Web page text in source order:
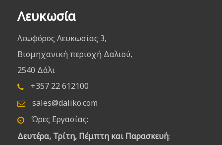
Λευκωσία
Λεωφόρος Λευκωσίας 3,
Βιομηχανική περιοχή Δαλιού,
2540 Δάλι
+357 22 612100
sales@daliko.com
Ώρες Εργασίας:
Δευτέρα, Τρίτη, Πέμπτη και Παρασκευή: